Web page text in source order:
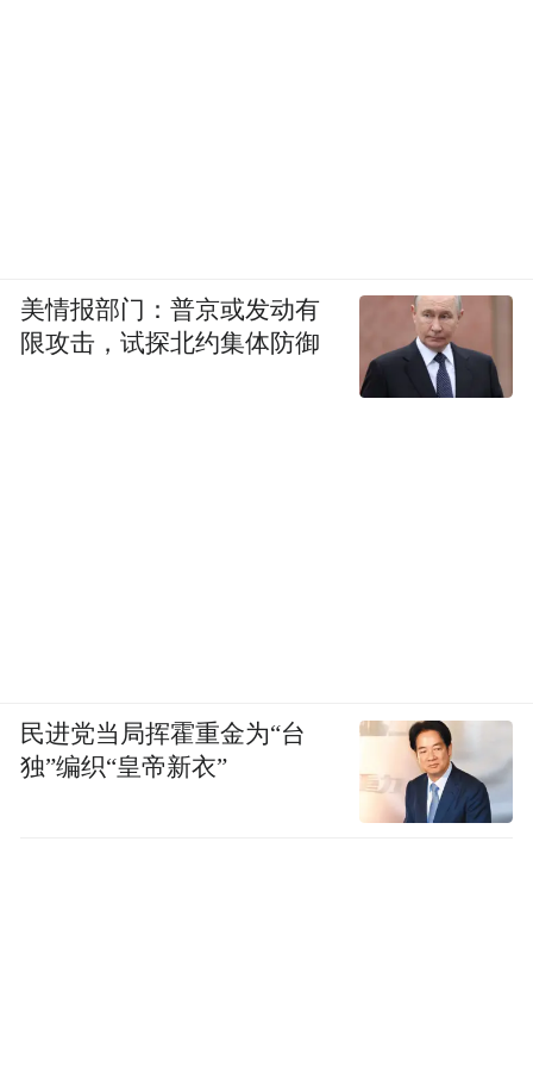
美情报部门：普京或发动有
限攻击，试探北约集体防御
民进党当局挥霍重金为“台
独”编织“皇帝新衣”